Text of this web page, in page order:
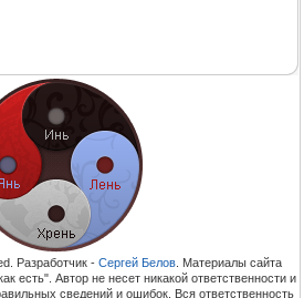
Разработчик - Сергей Белов. Материалы сайта
есть". Автор не несет никакой ответственности и
сведений и ошибок. Вся ответственность